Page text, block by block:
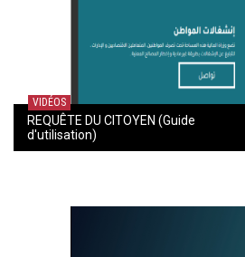
VIDÉOS
REQUÊTE DU CITOYEN (Guide
d'utilisation)